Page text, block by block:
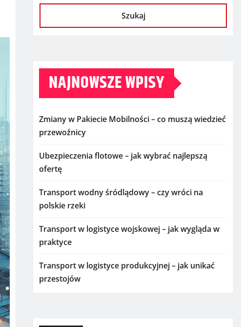
Szukaj
NAJNOWSZE WPISY
Zmiany w Pakiecie Mobilności – co muszą wiedzieć
przewoźnicy
Ubezpieczenia flotowe – jak wybrać najlepszą
ofertę
Transport wodny śródlądowy – czy wróci na
polskie rzeki
Transport w logistyce wojskowej – jak wygląda w
praktyce
Transport w logistyce produkcyjnej – jak unikać
przestojów